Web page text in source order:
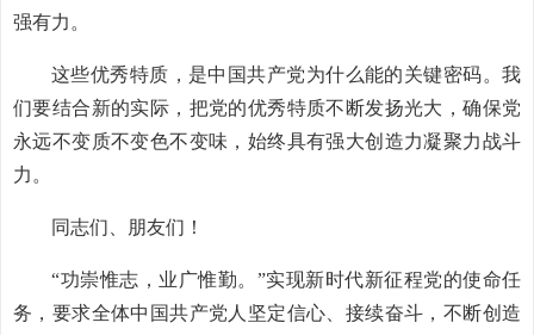
强有力。
这些优秀特质，是中国共产党为什么能的关键密码。我
们要结合新的实际，把党的优秀特质不断发扬光大，确保党
永远不变质不变色不变味，始终具有强大创造力凝聚力战斗
力。
同志们、朋友们！
“功崇惟志，业广惟勤。”实现新时代新征程党的使命任
务，要求全体中国共产党人坚定信心、接续奋斗，不断创造